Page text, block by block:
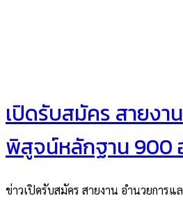
เปิดรับสมัคร สายงา
พิสูจน์หลักฐาน 900
ข่าวเปิดรับสมัคร สายงาน อำนวยการ